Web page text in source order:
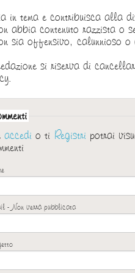
in tema e contribuisca alla
abbia contenuto razzista o
sia offensivo, calunnioso o
si riserva di
accedi o ti Registri potrai
- Non verrà pubblicata